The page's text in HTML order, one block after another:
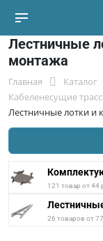
Лестничные
монтажа
Главная Каталог
Кабеленесущие
Лестничные лотки
121 товар от 44
26 товаров от